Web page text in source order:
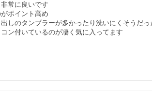
常に良いです
ポイント高め
しのタンブラーが多かったり洗いにくそうだっ
ン付いているのが凄く気に入ってます